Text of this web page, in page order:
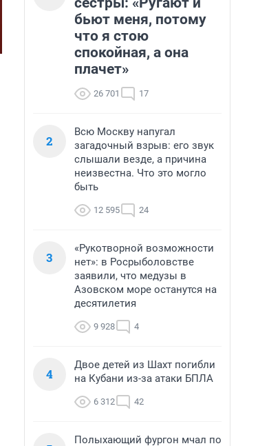
бьют меня, потому
что я стою
спокойная, а она
плачет»
26 701 17
2
Всю Москву напугал
загадочный взрыв: его звук
слышали везде, а причина
неизвестна. Что это могло
быть
12 595 24
3
«Рукотворной возможности
нет»: в Росрыболовстве
заявили, что медузы в
Азовском море останутся на
десятилетия
9 928 4
4
Двое детей из Шахт погибли
на Кубани из-за атаки БПЛА
6 312 42
Полыхающий фургон мчал по